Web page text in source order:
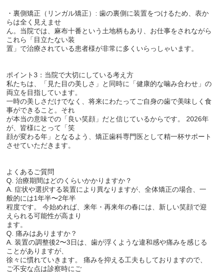
・裏側矯正（リンガル矯正）: 歯の裏側に装置をつけるため、表か
らは全く見えませ
ん。当院では、麻布十番という土地柄もあり、お仕事をされながら
これら「目立たない装
置」で治療されている患者様が非常に多くいらっしゃいます。
ポイント3：当院で大切にしている考え方
私たちは、「見た目の美しさ」と同時に「健康的な噛み合わせ」の
両立を目指しています。
一時の美しさだけでなく、将来にわたってご自身の歯で美味しく食
事ができること。それ
が本当の意味での「良い笑顔」だと信じているからです。 2026年
が、皆様にとって「笑
顔が変わる年」となるよう、矯正歯科専門医として精一杯サポート
させていただきます。
よくあるご質問
Q. 治療期間はどのくらいかかりますか？
A. 症状や選択する装置により異なりますが、全体矯正の場合、一
般的には1年半〜2年半
程度です。 今始めれば、来年・再来年の春には、新しい笑顔で迎
えられる可能性が高まり
ます。
Q. 痛みはありますか？
A. 装置の調整後2〜3日は、歯が浮くような違和感や痛みを感じる
ことがありますが、
徐々に慣れていきます。 痛みを抑える工夫もしておりますので、
ご不安な点は診察時にご